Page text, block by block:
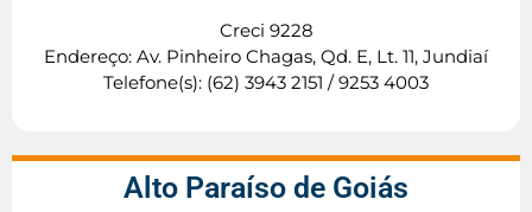
Creci 9228
Endereço: Av. Pinheiro Chagas, Qd. E, Lt. 11, Jundiaí
Telefone(s): (62) 3943 2151 / 9253 4003
Alto Paraíso de Goiás